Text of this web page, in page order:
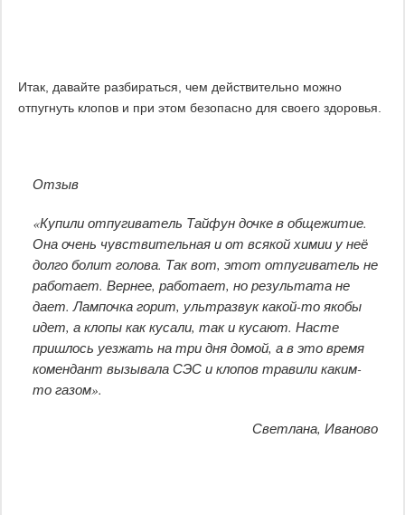
Итак, давайте разбираться, чем действительно можно
отпугнуть клопов и при этом безопасно для своего здоровья.
Отзыв
«Купили отпугиватель Тайфун дочке в общежитие.
Она очень чувствительная и от всякой химии у неё
долго болит голова. Так вот, этот отпугиватель не
работает. Вернее, работает, но результата не
дает. Лампочка горит, ультразвук какой-то якобы
идет, а клопы как кусали, так и кусают. Насте
пришлось уезжать на три дня домой, а в это время
комендант вызывала СЭС и клопов травили каким-
то газом».
Светлана, Иваново